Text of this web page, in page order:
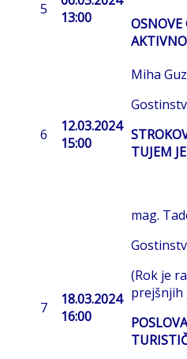
5
13:00
OSNOVE
6
12.03.2024
15:00
Miha
TUJEM
7
18.03.2024
16:00
mag.
(Rok je
prejšnjih